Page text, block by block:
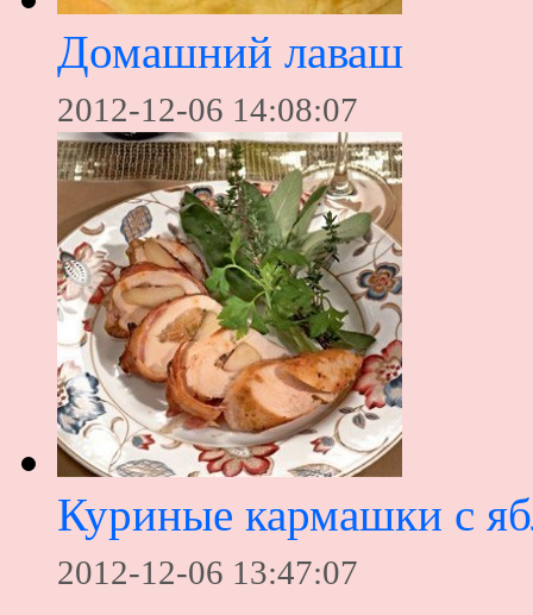
Домашний лаваш
2012-12-06 14:08:07
Куриные кармашки с
2012-12-06 13:47:07